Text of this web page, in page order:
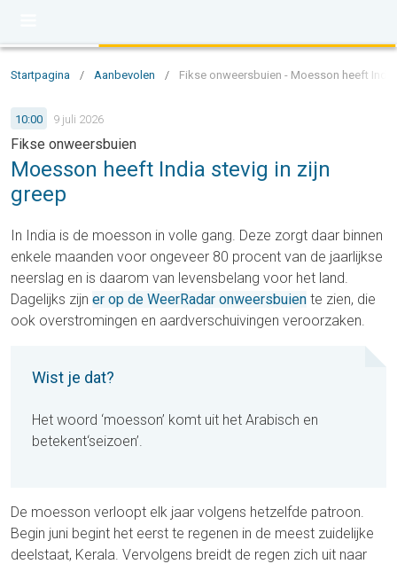
Startpagina / Aanbevolen / Fikse onweersbuien - Moesson heeft
10:00 9 juli 2026
Fikse onweersbuien
Moesson heeft India stevig in zijn
greep
In India is de moesson in volle gang. Deze zorgt daar binnen
enkele maanden voor ongeveer 80 procent van de jaarlijkse
neerslag en is daarom van levensbelang voor het land.
Dagelijks zijn er op de WeerRadar onweersbuien te zien, die
ook overstromingen en aardverschuivingen veroorzaken.
Wist je dat?
Het woord ‘moesson’ komt uit het Arabisch en
betekent‘seizoen’.
De moesson verloopt elk jaar volgens hetzelfde patroon.
Begin juni begint het eerst te regenen in de meest zuidelijke
deelstaat, Kerala. Vervolgens breidt de regen zich uit naar